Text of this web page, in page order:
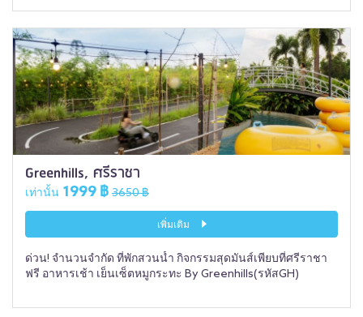
Greenhills, ศรีราชา
เท่านั้น 1999 ฿ 3650 ฿
เพิ่มเติม
ด่วน! จำนวนจำกัด ที่พักสวนน้ำ กิจกรรมสุดมันส์เพียบที่ศรีราชา
ฟรี อาหารเช้า เย็นเซ็ตหมูกระทะ By Greenhills(รหัสGH)